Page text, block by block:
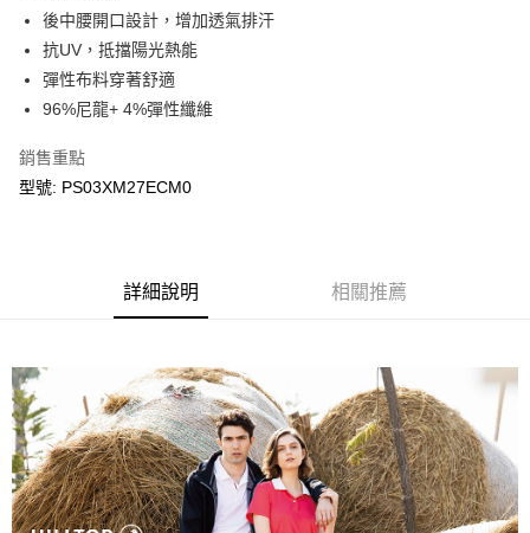
運送方式
每筆NT$90，滿NT$899(含以上)免運費
後中腰開口設計，增加透氣排汗
抗UV，抵擋陽光熱能
彈性布料穿著舒適
96%尼龍+ 4%彈性纖維
銷售重點
型號: PS03XM27ECM0
詳細說明 相關推薦